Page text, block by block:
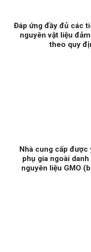
Đáp ứng đầy đủ các
nguyên vật liệu
theo quy
Nhà cung cấp
phụ gia ngoài
nguyên liệu GMO